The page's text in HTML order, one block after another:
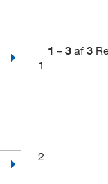
1 – 3 af 3
1
2